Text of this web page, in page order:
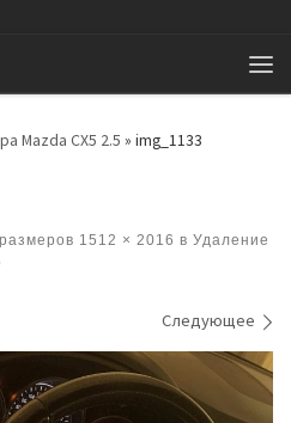
Mazda CX5 2.5 » img_1133
размеров 1512 × 2016 в Удаление
Следующее